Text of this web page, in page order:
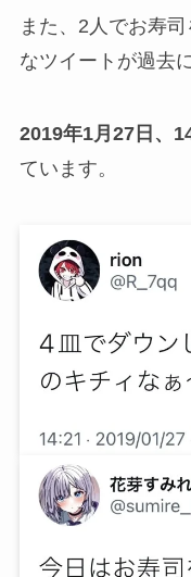
また、2人でお寿
なツイートが過去
2019年1月27日、
ています。